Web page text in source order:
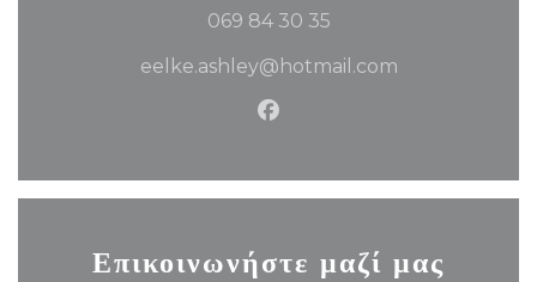
069 84 30 35
eelke.ashley@hotmail.com
Facebook ((ανοίγει σε νέο
Επικοινωνήστε μαζί μας